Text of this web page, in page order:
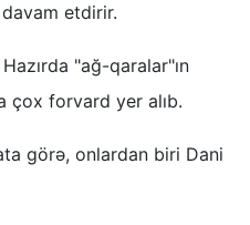
davam etdirir.
"ağ-qaralar"ın
çox forvard yer alıb.
görə, onlardan biri Dani